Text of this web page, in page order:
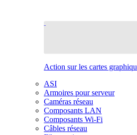
Action sur les cartes
ASI
Armoires pour serveur
Caméras réseau
Composants LAN
Composants Wi-Fi
Câbles réseau